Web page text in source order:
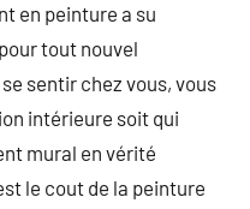
en peinture a su
tout nouvel
sentir chez vous, vous
intérieure soit qui
mural en vérité
le cout de la peinture